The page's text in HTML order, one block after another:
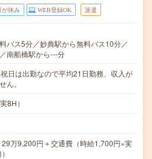
が休み WEB登録OK 派遣
バス5分／妙典駅から無料バス10分／
南船橋駅から---分
日は出勤なので平均21日勤務、収入が
ん。
8H）
万9,200円＋交通費（時給1,700円×実